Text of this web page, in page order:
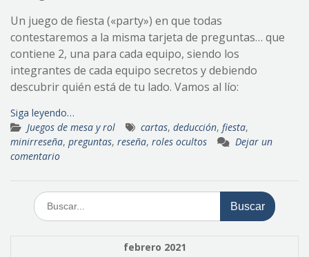
Un juego de fiesta («party») en que todas
contestaremos a la misma tarjeta de preguntas… que
contiene 2, una para cada equipo, siendo los
integrantes de cada equipo secretos y debiendo
descubrir quién está de tu lado. Vamos al lío:
Siga leyendo…
Juegos de mesa y rol
cartas, deducción, fiesta,
minirreseña, preguntas, reseña, roles ocultos
Dejar un
comentario
Buscar:
febrero 2021